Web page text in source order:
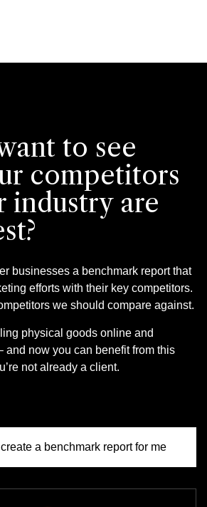
to see
competitors
industry are
businesses a benchmark report that
efforts with their key competitors.
we should compare against.
physical goods online and
and now you can benefit from this
not already a client.
a benchmark report for me